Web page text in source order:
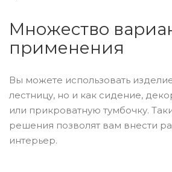
Множество
применения
Вы можете использовать
лестницу, но и как сидение,
или прикроватную тумбочку.
решения позволят вам внести
интерьер.